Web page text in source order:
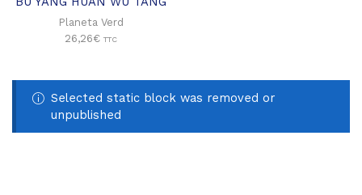
Planeta Verd
26,26€ TTC
Selected static block was removed or
unpublished